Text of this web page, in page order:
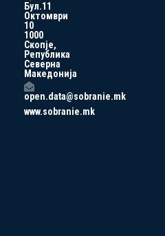
Бул.11
Октомври
10
1000
Скопје,
Република
Северна
Македонија
open.data@sobranie.mk
www.sobranie.mk